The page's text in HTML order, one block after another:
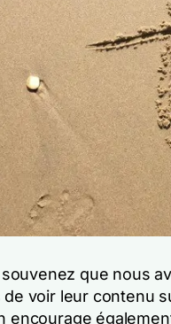
que nous
de voir leur contenu
encourage